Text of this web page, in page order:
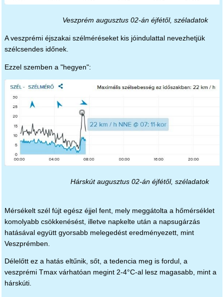
Veszprém augusztus 02-án éjfétől, széladatok
A veszprémi éjszakai szélméréseket kis jóindulattal nevezhetjük
szélcsendes időnek.
Ezzel szemben a "hegyen":
Hárskút augusztus 02-án éjfétől, széladatok
Mérsékelt szél fújt egész éjjel fent, mely meggátolta a hőmérséklet
komolyabb csökkenésést, illetve napkelte után a napsugárzás
hatásával együtt gyorsabb melegedést eredményezett, mint
Veszprémben.
Délelőtt ez a hatás eltűnik, sőt, a tedencia meg is fordul, a
veszprémi Tmax várhatóan megint 2-4°C-al lesz magasabb, mint a
hárskúti.